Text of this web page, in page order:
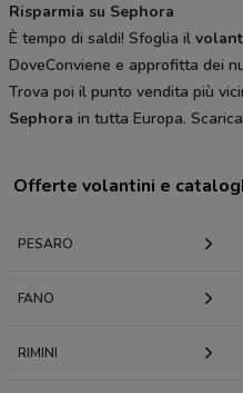
Risparmia su Sephora
È tempo di saldi! Sfoglia il
DoveConviene e approfitta dei
Trova poi il punto vendita più
Sephora in tutta Europa.
Offerte volantini e
PESARO
FANO
RIMINI